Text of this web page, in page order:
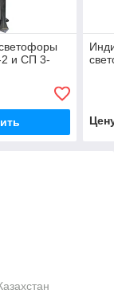
и СП 3-